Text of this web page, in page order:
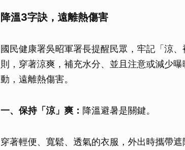
降溫3字訣，遠離熱傷害
國民健康署吳昭軍署長提醒民眾，牢記「涼
則，穿著涼爽，補充水分、並且注意或減少
動，遠離熱傷害。
一、保持「涼」爽： 降溫避暑是關鍵。
穿著輕便、寬鬆、透氣的衣服，外出時攜帶